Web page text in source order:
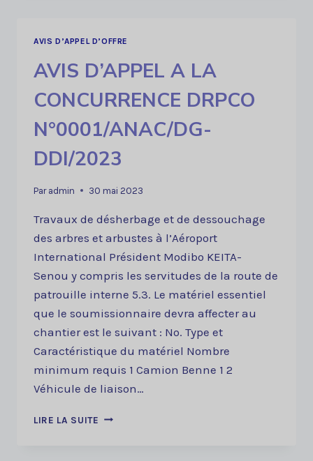
PRÉPARATION
DU
BUDGET
2025
ET
PROGRAMME
D’ACTIVITÉS
AVIS D’APPEL D’OFFRE
AVIS D’APPEL A LA
CONCURRENCE DRPCO
N°0001/ANAC/DG-
DDI/2023
Par admin 30 mai 2023
Travaux de désherbage et de dessouchage
des arbres et arbustes à l’Aéroport
International Président Modibo KEITA-
Senou y compris les servitudes de la route de
patrouille interne 5.3. Le matériel essentiel
que le soumissionnaire devra affecter au
chantier est le suivant : No. Type et
Caractéristique du matériel Nombre
minimum requis 1 Camion Benne 1 2
Véhicule de liaison…
LIRE LA SUITE AVIS